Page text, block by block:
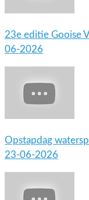
23e editie Gooise
06-2026
Opstapdag
23-06-2026